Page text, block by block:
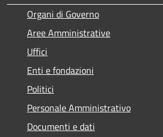
Organi di Governo
Aree Amministrative
Uffici
Enti e fondazioni
Politici
Personale Amministrativo
Documenti e dati